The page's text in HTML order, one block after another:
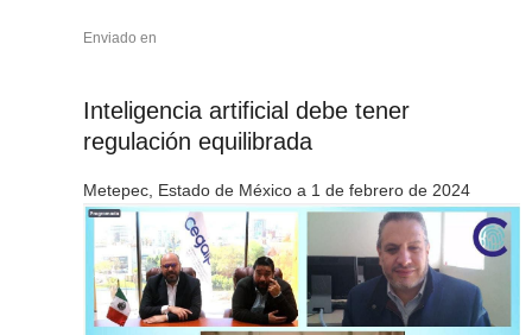
Enviado en
Inteligencia artificial debe tener
regulación equilibrada
Metepec, Estado de México a 1 de febrero de 2024